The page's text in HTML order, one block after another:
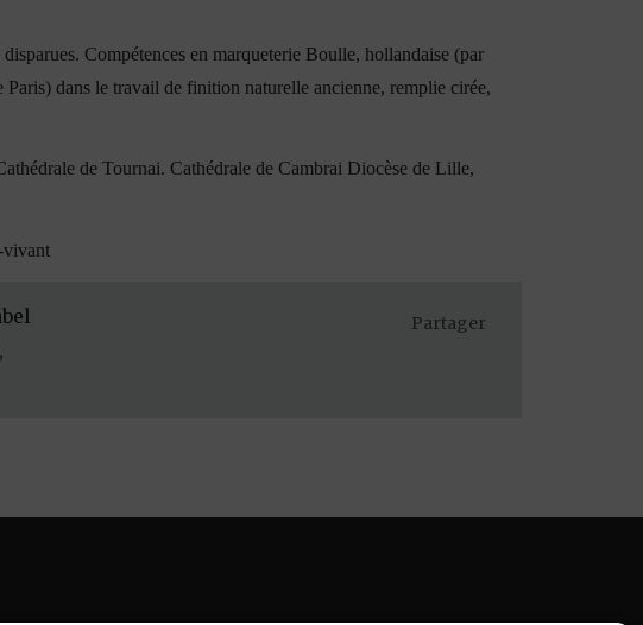
Compétences en marqueterie Boulle, hollandaise (par
dans le travail de finition naturelle ancienne, remplie cirée,
de Tournai. Cathédrale de Cambrai Diocèse de Lille,
vivant
,
Partager